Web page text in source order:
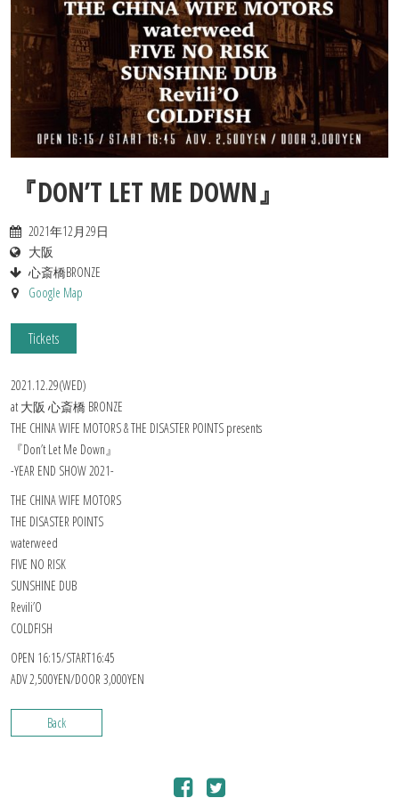
Contact
『DON’T LET ME DOWN』
2021年12月29日
大阪
心斎橋BRONZE
Google Map
Tickets
2021.12.29(WED)
at 大阪 心斎橋 BRONZE
THE CHINA WIFE MOTORS & THE DISASTER POINTS presents
『Don’t Let Me Down』
-YEAR END SHOW 2021-
THE CHINA WIFE MOTORS
THE DISASTER POINTS
waterweed
FIVE NO RISK
SUNSHINE DUB
Revili’O
COLDFISH
OPEN 16:15/START16:45
ADV 2,500YEN/DOOR 3,000YEN
Back